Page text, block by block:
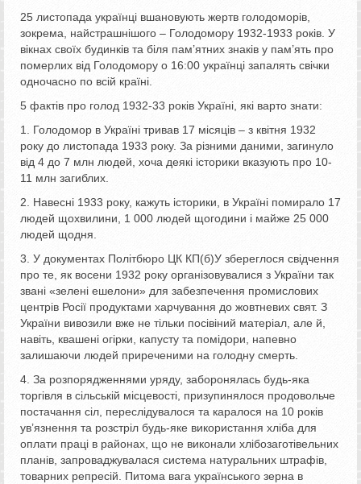
25 листопада українці вшановують жертв голодоморів,
зокрема, найстрашнішого – Голодомору 1932-1933 років. У
вікнах своїх будинків та біля пам’ятних знаків у пам’ять про
померлих від Голодомору о 16:00 українці запалять свічки
одночасно по всій країні.
5 фактів про голод 1932-33 років Україні, які варто знати:
1. Голодомор в Україні тривав 17 місяців – з квітня 1932
року до листопада 1933 року. За різними даними, загинуло
від 4 до 7 млн людей, хоча деякі історики вказують про 10-
11 млн загиблих.
2. Навесні 1933 року, кажуть історики, в Україні помирало 17
людей щохвилини, 1 000 людей щогодини і майже 25 000
людей щодня.
3. У документах Політбюро ЦК КП(б)У збереглося свідчення
про те, як восени 1932 року організовувалися з України так
звані «зелені ешелони» для забезпечення промислових
центрів Росії продуктами харчування до жовтневих свят. З
України вивозили вже не тільки посівіний матеріал, але й,
навіть, квашені огірки, капусту та помідори, напевно
залишаючи людей приреченими на голодну смерть.
4. За розпорядженнями уряду, заборонялась будь-яка
торгівля в сільській місцевості, призупинялося продовольче
постачання сіл, переслідувалося та каралося на 10 років
ув’язнення та розстріл будь-яке використання хліба для
оплати праці в районах, що не виконали хлібозаготівельних
планів, запроваджувалася система натуральних штрафів,
товарних репресій. Питома вага українського зерна в